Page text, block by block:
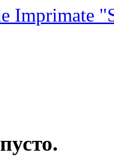
Imprimate